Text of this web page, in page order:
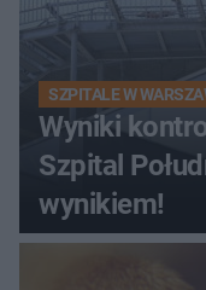
SZPITALE W
Wyniki
Szpital
wynikiem!